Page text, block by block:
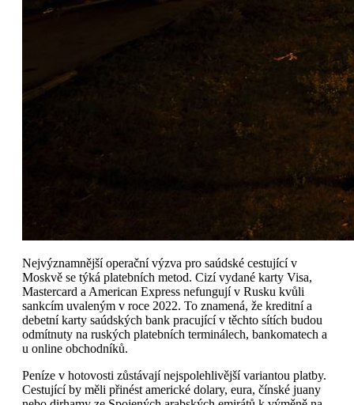
Nejvýznamnější operační výzva pro saúdské cestující v
Moskvě se týká platebních metod. Cizí vydané karty Visa,
Mastercard a American Express nefungují v Rusku kvůli
sankcím uvaleným v roce 2022. To znamená, že kreditní a
debetní karty saúdských bank pracující v těchto sítích budou
odmítnuty na ruských platebních terminálech, bankomatech a
u online obchodníků.
Peníze v hotovosti zůstávají nejspolehlivější variantou platby.
Cestující by měli přinést americké dolary, eura, čínské juany